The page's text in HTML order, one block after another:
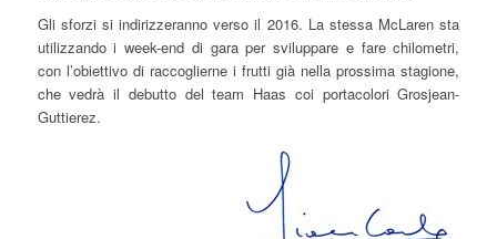
Gli sforzi si indirizzeranno verso il 2016. La stessa McLaren sta
utilizzando i week-end di gara per sviluppare e fare chilometri,
con l’obiettivo di raccoglierne i frutti già nella prossima stagione,
che vedrà il debutto del team Haas coi portacolori Grosjean-
Guttierez.